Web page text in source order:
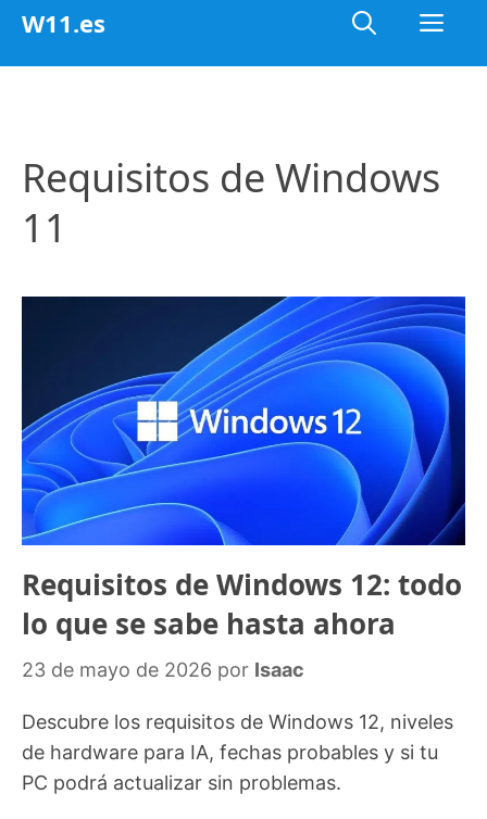
Saltar
W11.es
Requisitos de Windows
11
Requisitos de Windows 12: todo
lo que se sabe hasta ahora
23 de mayo de 2026 por Isaac
Descubre los requisitos de Windows 12, niveles
de hardware para IA, fechas probables y si tu
PC podrá actualizar sin problemas.